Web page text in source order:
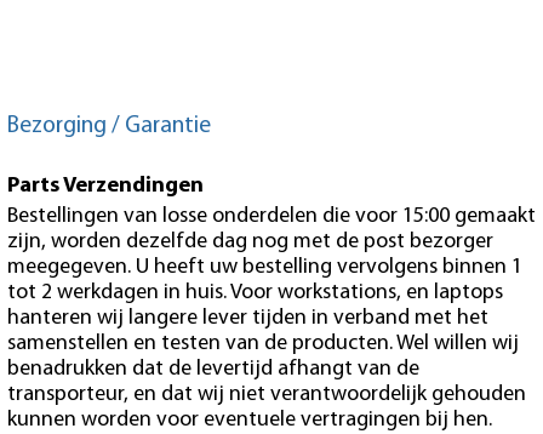
Bezorging / Garantie
Parts Verzendingen
Bestellingen van losse onderdelen die voor 15:00 gemaakt
zijn, worden dezelfde dag nog met de post bezorger
meegegeven. U heeft uw bestelling vervolgens binnen 1
tot 2 werkdagen in huis. Voor workstations, en laptops
hanteren wij langere lever tijden in verband met het
samenstellen en testen van de producten. Wel willen wij
benadrukken dat de levertijd afhangt van de
transporteur, en dat wij niet verantwoordelijk gehouden
kunnen worden voor eventuele vertragingen bij hen.